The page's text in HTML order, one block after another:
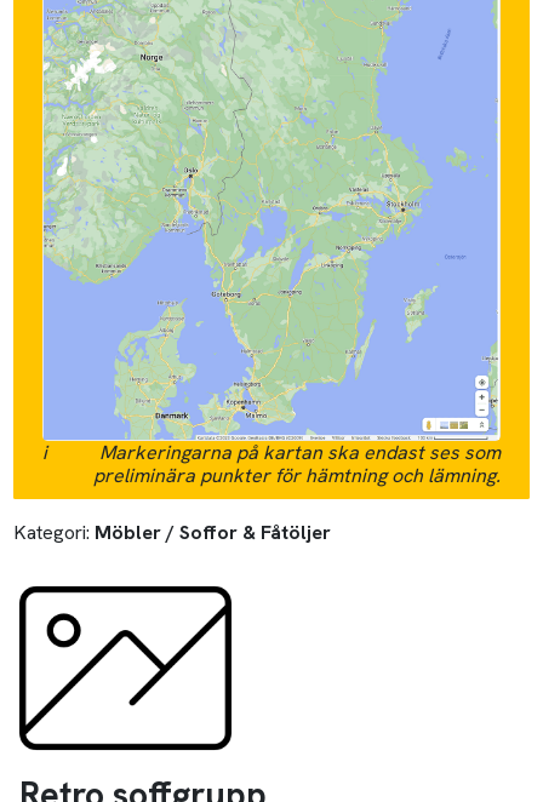
i
Markeringarna på kartan ska endast ses som
preliminära punkter för hämtning och lämning.
Kategori: Möbler / Soffor & Fåtöljer